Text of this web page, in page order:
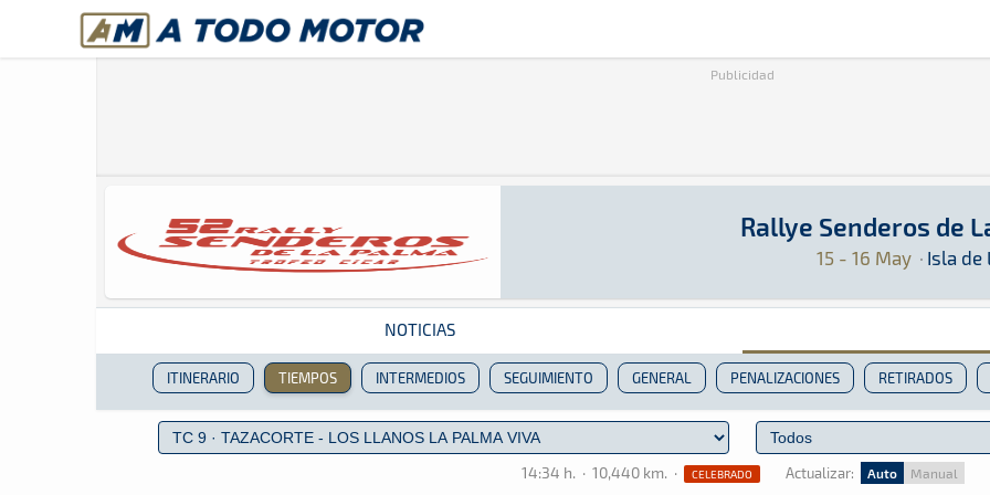
A Todo Motor· Revista del motor desde 1999
Revista del motor desde 1999
Publicidad
Rallye Senderos de La Palma 2026
Rallye Senderos de
15 - 16 May · Isla de
Rally · Rallye Senderos de La Palma 2026:
Isla de La Palma
NOTICIAS
ITINERARIO TIEMPOS INTERMEDIOS SEGUIMIENTO GENERAL PENALIZACIONES RETIRADOS
14:34 h. · 10,440 km. · CELEBRADO Actualizar: Auto Manual